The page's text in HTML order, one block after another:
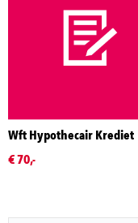
Wft Hypothecair Krediet
€ 70,-